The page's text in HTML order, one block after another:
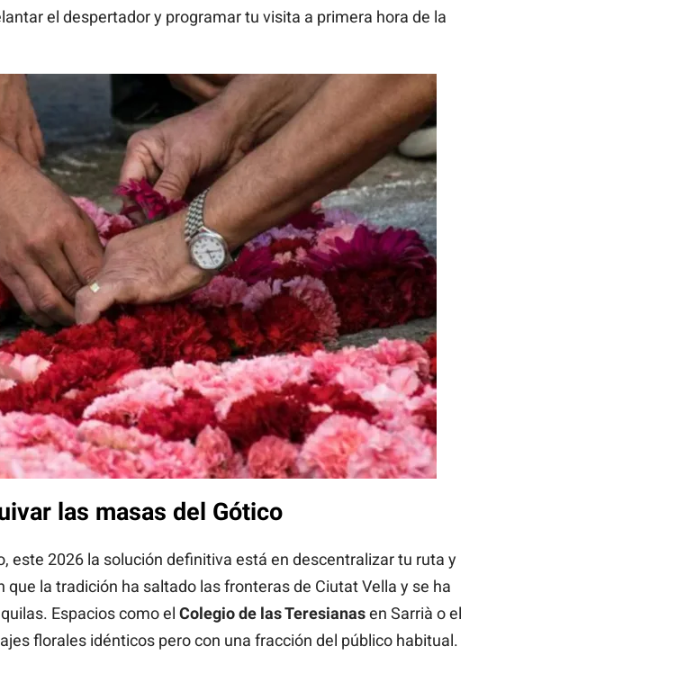
el despertador y programar tu visita a primera hora de la
las masas del Gótico
este 2026 la solución definitiva está en descentralizar tu ruta y
la tradición ha saltado las fronteras de Ciutat Vella y se ha
Espacios como el Colegio de las Teresianasen Sarrià o el
florales idénticos pero con una fracción del público habitual.